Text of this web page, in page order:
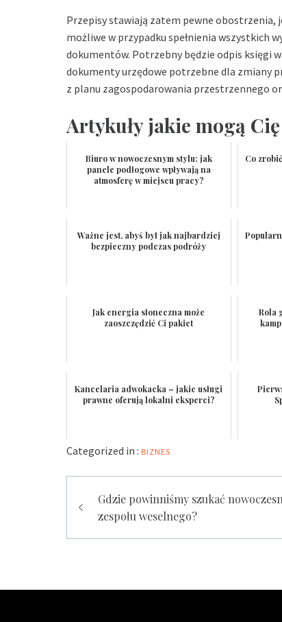
Przepisy stawiają zatem pewne obostrzenia,
możliwe w przypadku spełnienia wszystkich
dokumentów. Potrzebny będzie odpis księgi
dokumenty urzędowe potrzebne dla zmiany
z planu zagospodarowania przestrzennego
Artykuły jakie mogą
Biuro w nowoczesnym stylu: jak
panele podłogowe wpływają na
atmosferę w miejscu pracy?
Co
Ważne jest, abyś był jak najbardziej
bezpieczny podczas podróży
Jak energia słoneczna może
zaoszczędzić Ci pakiet
Rola
Kancelaria adwokacka – jakie usługi
prawne oferują lokalni eksperci?
Categorized in : BIZNES
Nawigacja
wpisu
Gdzie powinniśmy szukać
zespołu weselnego?